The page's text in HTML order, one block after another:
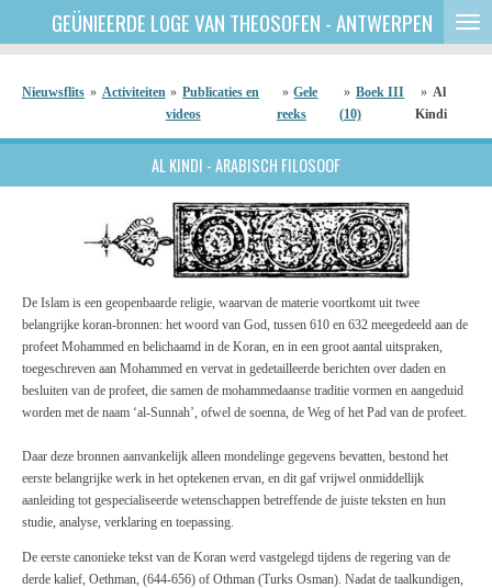
direct
de
GEÜNIEERDE LOGE VAN THEOSOFEN - ANTWERPEN
Nieuwsflits » Activiteiten » Publicaties en
videos
» Gele
reeks
» Boek III
(10)
» Al
Kindi
AL KINDI - ARABISCH FILOSOOF
De Islam is een geopenbaarde religie, waarvan de materie voortkomt uit twee
belangrijke koran-bronnen: het woord van God, tussen 610 en 632 meegedeeld aan de
profeet Mohammed en belichaamd in de Koran, en in een groot aantal uitspraken,
toegeschreven aan Mohammed en vervat in gedetailleerde berichten over daden en
besluiten van de profeet, die samen de mohammedaanse traditie vormen en aangeduid
worden met de naam ‘al-Sunnah’, ofwel de soenna, de Weg of het Pad van de profeet.
Daar deze bronnen aanvankelijk alleen mondelinge gegevens bevatten, bestond het
eerste belangrijke werk in het optekenen ervan, en dit gaf vrijwel onmiddellijk
aanleiding tot gespecialiseerde wetenschappen betreffende de juiste teksten en hun
studie, analyse, verklaring en toepassing.
De eerste canonieke tekst van de Koran werd vastgelegd tijdens de regering van de
derde kalief, Oethman, (644-656) of Othman (Turks Osman). Nadat de taalkundigen,